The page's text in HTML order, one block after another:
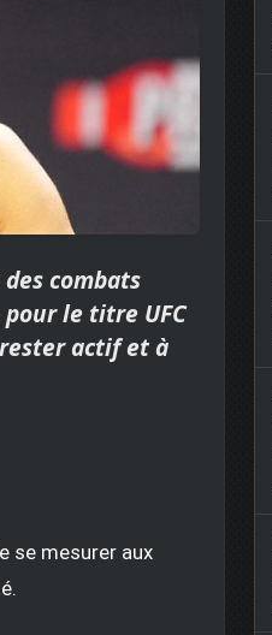
combats
le titre UFC
actif et à
se mesurer aux